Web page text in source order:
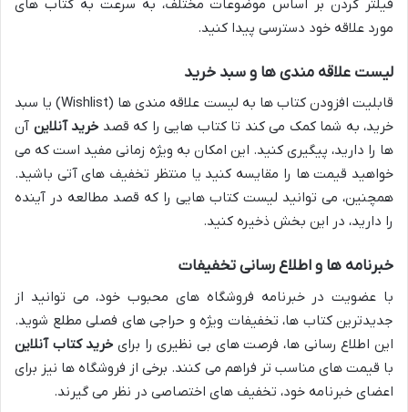
فیلتر کردن بر اساس موضوعات مختلف، به سرعت به کتاب های
مورد علاقه خود دسترسی پیدا کنید.
لیست علاقه مندی ها و سبد خرید
قابلیت افزودن کتاب ها به لیست علاقه مندی ها (Wishlist) یا سبد
خرید، به شما کمک می کند تا کتاب هایی را که قصد خرید آنلاین آن
ها را دارید، پیگیری کنید. این امکان به ویژه زمانی مفید است که می
خواهید قیمت ها را مقایسه کنید یا منتظر تخفیف های آتی باشید.
همچنین، می توانید لیست کتاب هایی را که قصد مطالعه در آینده
را دارید، در این بخش ذخیره کنید.
خبرنامه ها و اطلاع رسانی تخفیفات
با عضویت در خبرنامه فروشگاه های محبوب خود، می توانید از
جدیدترین کتاب ها، تخفیفات ویژه و حراجی های فصلی مطلع شوید.
این اطلاع رسانی ها، فرصت های بی نظیری را برای خرید کتاب آنلاین
با قیمت های مناسب تر فراهم می کنند. برخی از فروشگاه ها نیز برای
اعضای خبرنامه خود، تخفیف های اختصاصی در نظر می گیرند.